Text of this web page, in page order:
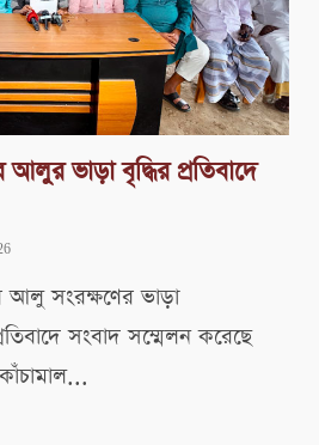
আলুর ভাড়া বৃদ্ধির প্রতিবাদে
আলু সংরক্ষণের ভাড়া
সংবাদ সম্মেলন করেছে